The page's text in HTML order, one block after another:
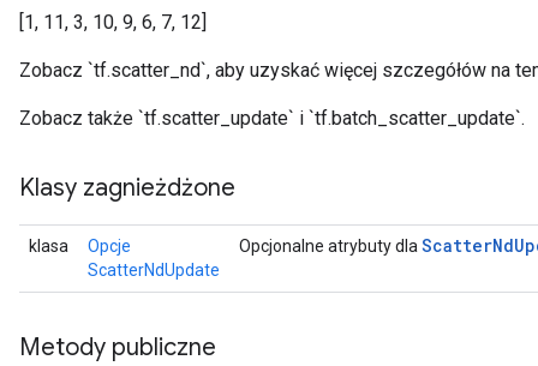
[1, 11, 3, 10, 9, 6, 7, 12]
Zobacz `tf.scatter_nd`, aby uzyskać więcej szczegółów na
Zobacz także `tf.scatter_update` i `tf.batch_scatter_update`.
Klasy zagnieżdżone
klasa
Opcje
ScatterNdUpdate
Opcjonalne atrybuty dla ScatterNd
Metody publiczne